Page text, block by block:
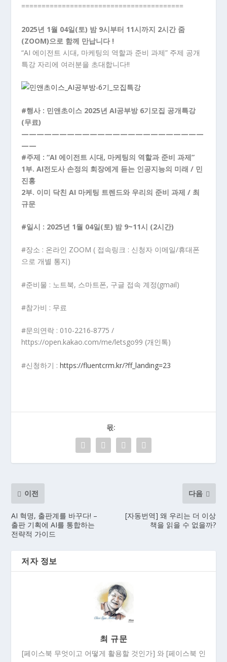
========================================
2025년 1월 04일(토) 밤 9시부터 11시까지 2시간 줌
(ZOOM)으로 함께 만납니다 !
“AI 에이전트 시대, 마케팅의 역할과 준비 과제” 주제 공개
특강 자리에 여러분을 초대합니다!!
#행사 : 민앤초이스 2025년 AI공부방 6기모집 공개특강
(무료)
————————————————————————
——
#주제 : “AI 에이전트 시대, 마케팅의 역할과 준비 과제”
1부. AI전도사 손정의 회장에게 듣는 인공지능의 미래 / 민
진홍
2부. 이미 닥친 AI 마케팅 트렌드와 우리의 준비 과제 / 최
규문
#일시 : 2025년 1월 04일(토) 밤 9~11시 (2시간)
#장소 : 온라인 ZOOM ( 접속링크 : 신청자 이메일/휴대폰
으로 개별 통지)
#준비물 : 노트북, 스마트폰, 구글 접속 계정(gmail)
#참가비 : 무료
#문의연락 : 010-2216-8775 /
https://open.kakao.com/me/letsgo99 (개인톡)
#신청하기 :https://fluentcrm.kr/?ff_landing=23
몫:
이전
AI 혁명, 출판계를 바꾸다! –
출판 기획에 AI를 통합하는
전략적 가이드
다음
[자동번역] 왜 우리는 더 이상
책을 읽을 수 없을까?
저자 정보
최 규문
[페이스북 무엇이고 어떻게 활용할 것인가] 와 [페이스북 인